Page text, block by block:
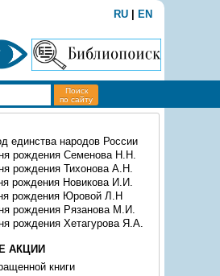
RU| EN
Поиск
по сайту
единства народов России
рождения Семенова Н.Н.
рождения Тихонова А.Н.
рождения Новикова И.И.
рождения Юровой Л.Н
рождения Рязанова М.И.
рождения Хетагурова Я.А.
АКЦИИ
книги